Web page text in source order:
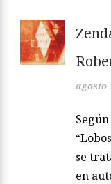
agosto
se
en